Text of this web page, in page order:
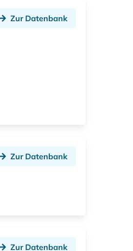
Zur Datenbank
Zur Datenbank
Zur Datenbank